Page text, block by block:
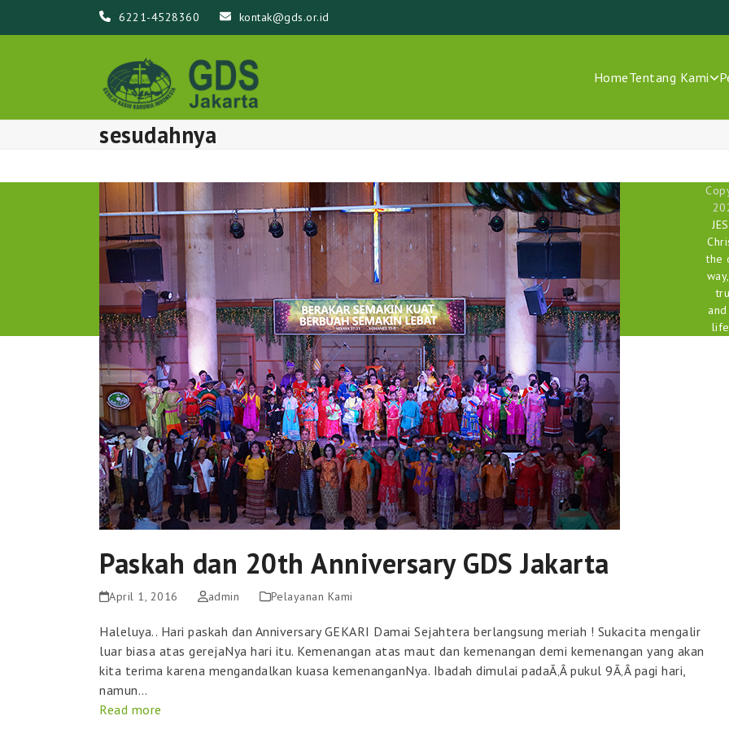
6221-4528360 kontak@gds.or.id
HomeTentang Kami
sesudahnya
Paskah dan 20th Anniversary GDS Jakarta
April 1, 2016 admin Pelayanan Kami
Haleluya.. Hari paskah dan Anniversary GEKARI Damai Sejahtera berlangsung meriah ! Sukacita mengalir
luar biasa atas gerejaNya hari itu. Kemenangan atas maut dan kemenangan demi kemenangan yang akan
kita terima karena mengandalkan kuasa kemenanganNya. Ibadah dimulai padaÃ‚Â pukul 9Ã‚Â pagi hari,
namun…
Read more
the